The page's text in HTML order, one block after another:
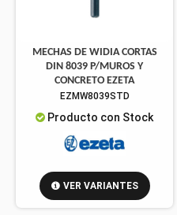
MECHAS DE WIDIA CORTAS
DIN 8039 P/MUROS Y
CONCRETO EZETA
EZMW8039STD
Producto con Stock
VER VARIANTES